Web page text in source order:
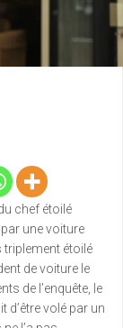
chef étoilé
une voiture
triplement étoilé
de voiture le
de l’enquête, le
d’être volé par un